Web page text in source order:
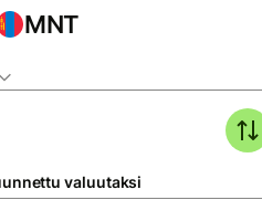
MNT
valuutaksi